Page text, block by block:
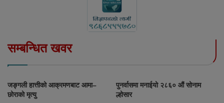
सम्बन्धित खवर
जङ्गली हात्तीको आक्रमणबाट आमा–
छोराको मृत्यु
पुनर्वासमा मनाईयो २८६० औं सोनाम
ल्होसार